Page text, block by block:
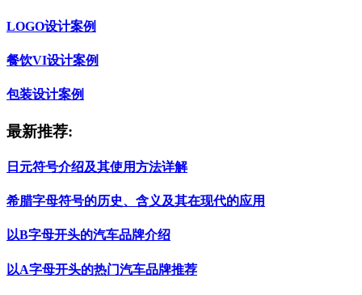
LOGO设计案例
餐饮VI设计案例
包装设计案例
最新推荐:
日元符号介绍及其使用方法详解
希腊字母符号的历史、含义及其在现代的应用
以B字母开头的汽车品牌介绍
以A字母开头的热门汽车品牌推荐